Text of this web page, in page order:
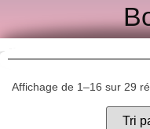
Affichage de 1–16 sur 29